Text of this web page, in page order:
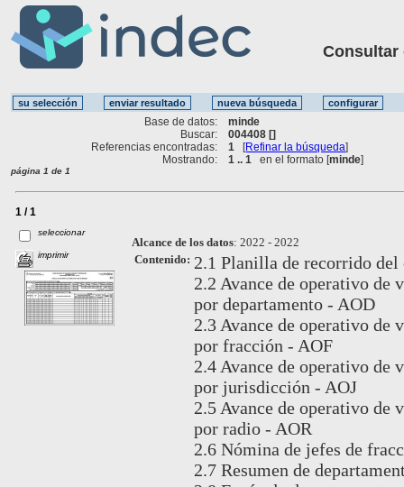
Consultar
Base de datos:
minde
Buscar:
004408 []
Referencias encontradas:
1 [Refinar la búsqueda]
Mostrando:
1 .. 1 en el formato [minde]
página 1 de 1
1 / 1
seleccionar
imprimir
Alcance de los datos: 2022 - 2022
Contenido: 2.1 Planilla de recorrido del
2.2 Avance de operativo de
por departamento - AOD
2.3 Avance de operativo de
por fracción - AOF
2.4 Avance de operativo de
por jurisdicción - AOJ
2.5 Avance de operativo de
por radio - AOR
2.6 Nómina de jefes de
2.7 Resumen de